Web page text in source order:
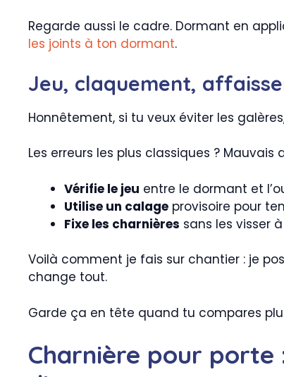
Regarde aussi le cadre. Dormant en
les joints à ton dormant.
Jeu, claquement,
Honnêtement, si tu veux éviter les
Les erreurs les plus classiques ?
Vérifie le jeu entre le dormant et
Utilise un calage provisoire pour
Fixe les charnières sans les visser
Voilà comment je fais sur chantier : je
change tout.
Garde ça en tête quand tu compares
Charnière pour